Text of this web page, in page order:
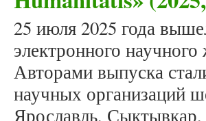
25 июля 2025 года
электронного
Авторами выпуска
научных организаций
Ярославль,